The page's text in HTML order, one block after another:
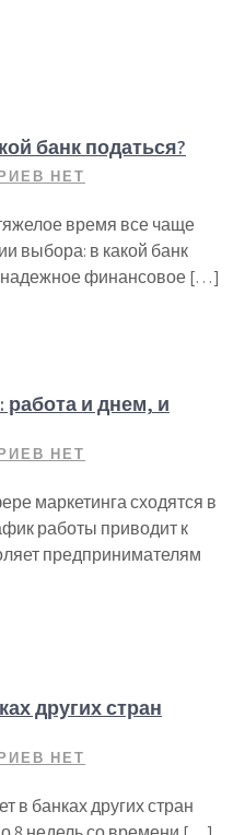
банк податься?
НЕТ
время все чаще
выбора: в какой банк
надежное финансовое […]
работа и днем, и
НЕТ
маркетинга сходятся в
работы приводит к
предпринимателям
других стран
НЕТ
в банках других стран